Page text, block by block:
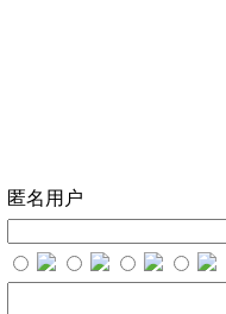
匿名用户